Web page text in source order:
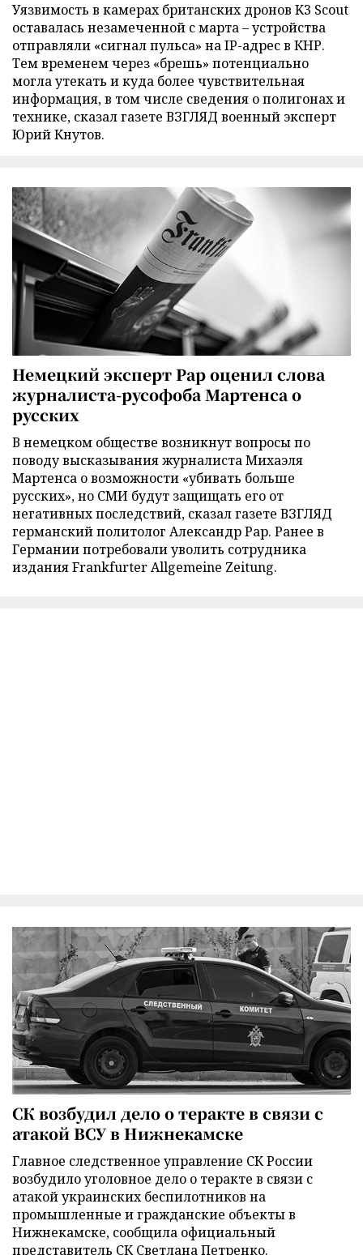
Уязвимость в камерах британских дронов K3 Scout
оставалась незамеченной с марта – устройства
отправляли «сигнал пульса» на IP-адрес в КНР.
Тем временем через «брешь» потенциально
могла утекать и куда более чувствительная
информация, в том числе сведения о полигонах и
технике, сказал газете ВЗГЛЯД военный эксперт
Юрий Кнутов.
Немецкий эксперт Рар оценил слова
журналиста-русофоба Мартенса о
русских
В немецком обществе возникнут вопросы по
поводу высказывания журналиста Михаэля
Мартенса о возможности «убивать больше
русских», но СМИ будут защищать его от
негативных последствий, сказал газете ВЗГЛЯД
германский политолог Александр Рар. Ранее в
Германии потребовали уволить сотрудника
издания Frankfurter Allgemeine Zeitung.
СК возбудил дело о теракте в связи с
атакой ВСУ в Нижнекамске
Главное следственное управление СК России
возбудило уголовное дело о теракте в связи с
атакой украинских беспилотников на
промышленные и гражданские объекты в
Нижнекамске, сообщила официальный
представитель СК Светлана Петренко.